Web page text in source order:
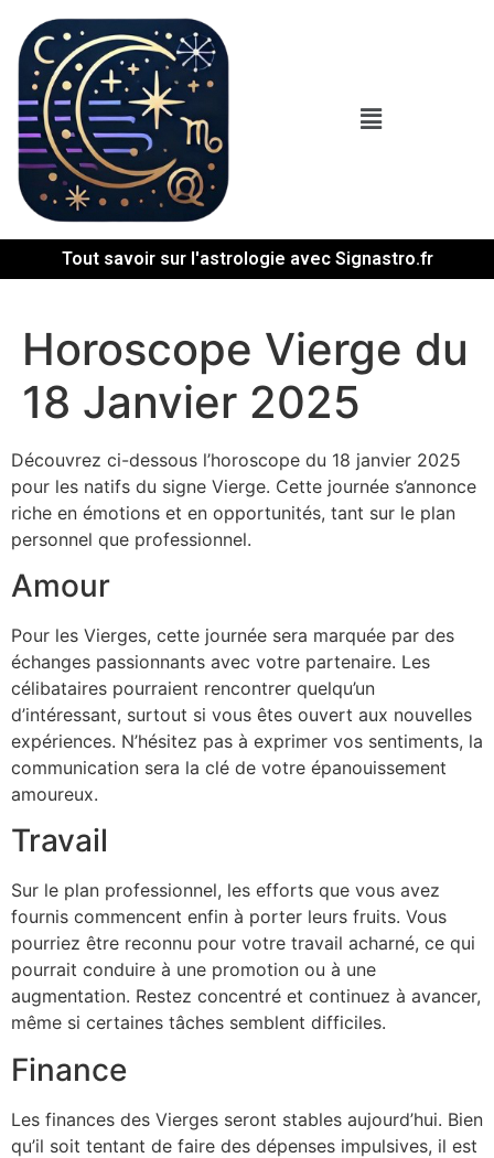
Tout savoir sur l'astrologie avec Signastro.fr
Horoscope Vierge du
18 Janvier 2025
Découvrez ci-dessous l’horoscope du 18 janvier 2025
pour les natifs du signe Vierge. Cette journée s’annonce
riche en émotions et en opportunités, tant sur le plan
personnel que professionnel.
Amour
Pour les Vierges, cette journée sera marquée par des
échanges passionnants avec votre partenaire. Les
célibataires pourraient rencontrer quelqu’un
d’intéressant, surtout si vous êtes ouvert aux nouvelles
expériences. N’hésitez pas à exprimer vos sentiments, la
communication sera la clé de votre épanouissement
amoureux.
Travail
Sur le plan professionnel, les efforts que vous avez
fournis commencent enfin à porter leurs fruits. Vous
pourriez être reconnu pour votre travail acharné, ce qui
pourrait conduire à une promotion ou à une
augmentation. Restez concentré et continuez à avancer,
même si certaines tâches semblent difficiles.
Finance
Les finances des Vierges seront stables aujourd’hui. Bien
qu’il soit tentant de faire des dépenses impulsives, il est